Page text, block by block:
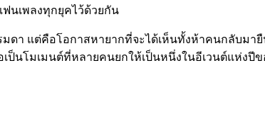
ฟนเพลงทุกยุคไว้ด้วยกัน
มดา แต่คือโอกาสหายากที่จะได้เห็นทั้งห้าคนกลับมา
นโมเมนต์ที่หลายคนยกให้เป็นหนึ่งในอีเวนต์แห่งปีข